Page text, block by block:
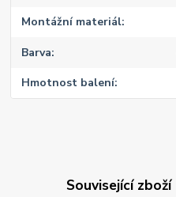
Montážní materiál
Barva
Hmotnost balení
Související zboží